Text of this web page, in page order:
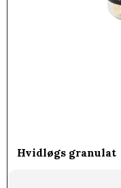
Hvidløgs granulat